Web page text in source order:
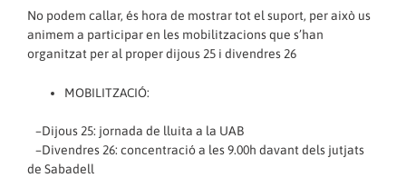
No podem callar, és hora de mostrar tot el suport, per això us
animem a participar en les mobilitzacions que s’han
organitzat per al proper dijous 25 i divendres 26
MOBILITZACIÓ:
–Dijous 25: jornada de lluita a la UAB
–Divendres 26: concentració a les 9.00h davant dels jutjats
de Sabadell